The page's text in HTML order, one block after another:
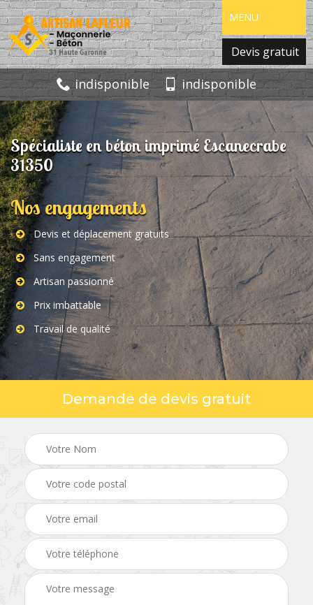
MENU
Devis gratuit
indisponible indisponible
Spécialiste en béton imprimé Escanecrabe
31350
Nos engagements
Devis et déplacement gratuits
Sans engagement
Artisan passionné
Prix imbattable
Travail de qualité
Demande de devis gratuit